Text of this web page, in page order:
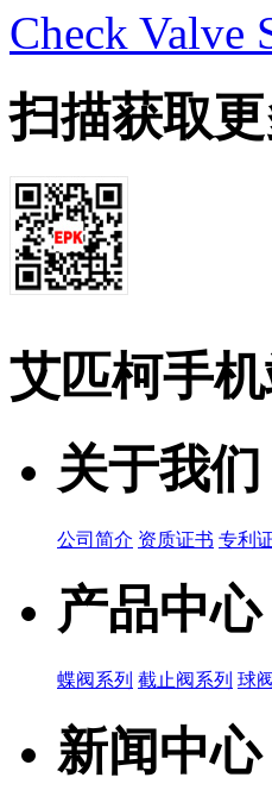
Check Valve
扫描获取
艾匹柯手
关于我们
公司简介 资质证书 专利
产品中心
蝶阀系列 截止阀系列 球
新闻中心